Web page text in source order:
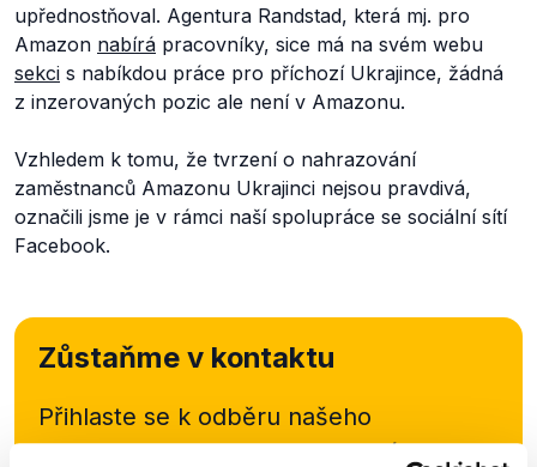
upřednostňoval. Agentura Randstad, která mj. pro
Amazon nabírá pracovníky, sice má na svém webu
sekci s nabíkdou práce pro příchozí Ukrajince, žádná
z inzerovaných pozic ale není v Amazonu.
Vzhledem k tomu, že tvrzení o nahrazování
zaměstnanců Amazonu Ukrajinci nejsou pravdivá,
označili jsme je v rámci naší spolupráce se sociální sítí
Facebook.
Zůstaňme v kontaktu
Přihlaste se k odběru našeho
newsletteru nebowhatsappového